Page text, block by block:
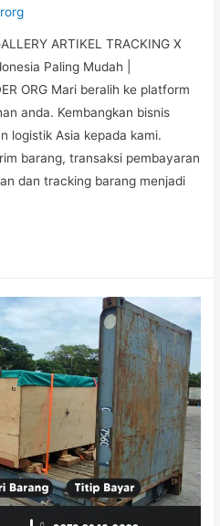
ARTIKEL TRACKING X
Paling Mudah |
ORG Mari beralih ke platform
anda. Kembangkan bisnis
logistik Asia kepada kami.
barang, transaksi pembayaran
dan tracking barang menjadi